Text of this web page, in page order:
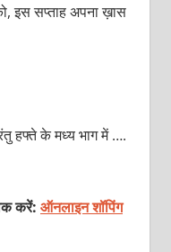
इस सप्ताह अपना ख़ास
हफ्ते के मध्य भाग में ….
करें: ऑनलाइन शॉपिंग